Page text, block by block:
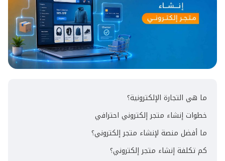
ما هي التجارة الإلكترونية؟
خطوات إنشاء متجر إلكتروني احترافي
ما أفضل منصة لإنشاء متجر إلكتروني؟
كم تكلفة إنشاء متجر إلكتروني؟